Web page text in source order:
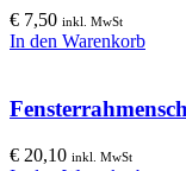
€ 7,50 inkl. MwSt
In den Warenkorb
€ 20,10 inkl. MwSt